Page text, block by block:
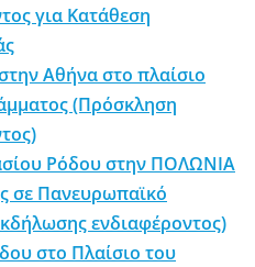
για Κατάθεση
Αθήνα στο πλαίσιο
(Πρόσκληση
Ρόδου στην ΠΟΛΩΝΙΑ
σε Πανευρωπαϊκό
ενδιαφέροντος)
στο Πλαίσιο του